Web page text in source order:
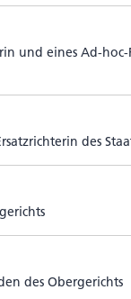
und eines Ad-hoc-
des
des Obergerichts